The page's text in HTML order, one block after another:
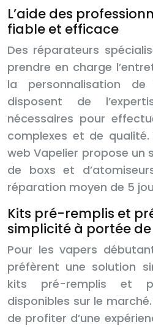
L’aide des
fiable et efficace
Des réparateurs
prendre en charge
la personnalisation
disposent de
nécessaires pour
complexes et de
web Vapelier propose un
de boxs et
réparation moyen de 5
Kits pré-remplis et
simplicité à portée
Pour les vapers
préfèrent une solution
kits pré-remplis et
disponibles sur le
de profiter d’une